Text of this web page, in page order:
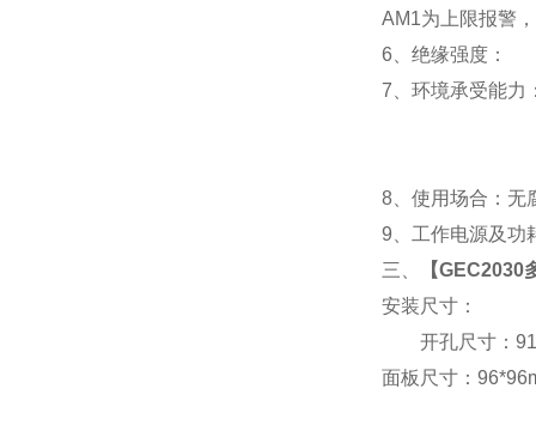
AM1为上限报警
6
绝缘强度：
7
环境承受
8 、使用场合：
9 、工作电源及功
三、
【GEC2030
安装尺寸：
开孔尺寸：
面板尺寸：